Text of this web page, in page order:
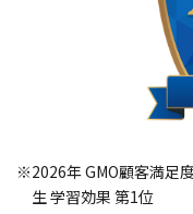
※2026年 GMO顧客満足
生 学習効果 第1位